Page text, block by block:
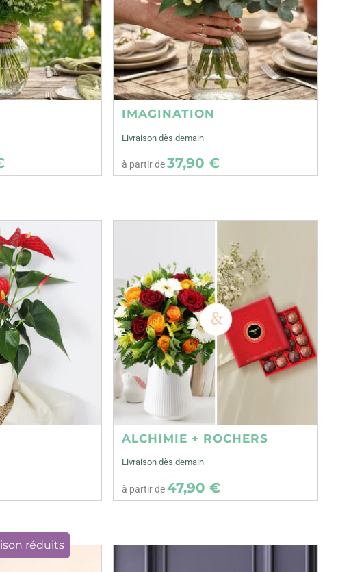
IMAGINATION
Livraison dès demain
à partir de37,90 €
ALCHIMIE + ROCHERS
Livraison dès demain
à partir de47,90 €
réduits